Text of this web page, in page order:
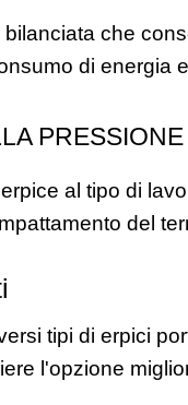
che
di energia
PRESSIONE
al tipo di
del
tipi di erpici
l'opzione